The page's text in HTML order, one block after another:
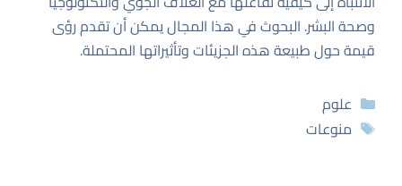
وصحة البشر. البحوث في هذا المجال يمكن أن تقدم رؤى
قيمة حول طبيعة هذه الجزيئات وتأثيراتها المحتملة.
التصنيفات
علوم
الوسوم
منوعات